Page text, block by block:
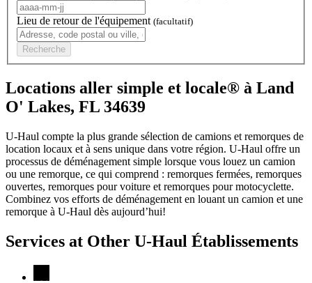
Lieu de retour de l'équipement (facultatif)
Recherche
Locations aller simple et locale® à Land
O' Lakes, FL 34639
U-Haul compte la plus grande sélection de camions et remorques de
location locaux et à sens unique dans votre région. U-Haul offre un
processus de déménagement simple lorsque vous louez un camion
ou une remorque, ce qui comprend : remorques fermées, remorques
ouvertes, remorques pour voiture et remorques pour motocyclette.
Combinez vos efforts de déménagement en louant un camion et une
remorque à U-Haul dès aujourd’hui!
Services at Other U-Haul Établissements